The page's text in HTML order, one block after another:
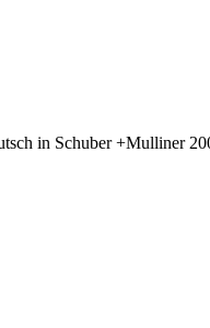
in Schuber +Mulliner